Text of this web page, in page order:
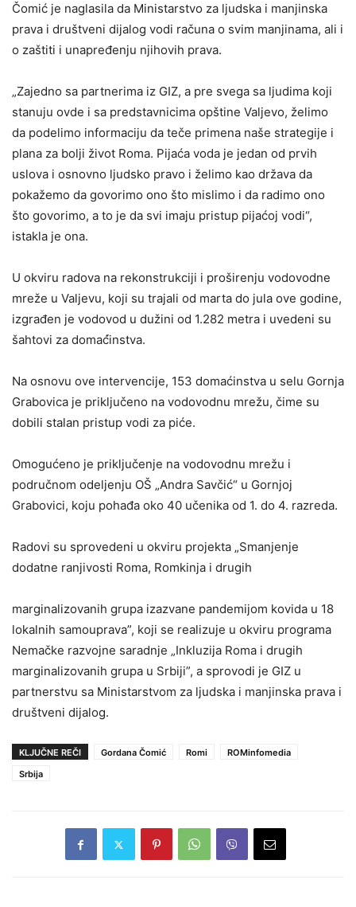
Čomić je naglasila da Ministarstvo za ljudska i manjinska
prava i društveni dijalog vodi računa o svim manjinama, ali i
o zaštiti i unapređenju njihovih prava.
„Zajedno sa partnerima iz GIZ, a pre svega sa ljudima koji
stanuju ovde i sa predstavnicima opštine Valjevo, želimo
da podelimo informaciju da teče primena naše strategije i
plana za bolji život Roma. Pijaća voda je jedan od prvih
uslova i osnovno ljudsko pravo i želimo kao država da
pokažemo da govorimo ono što mislimo i da radimo ono
što govorimo, a to je da svi imaju pristup pijaćoj vodi“,
istakla je ona.
U okviru radova na rekonstrukciji i proširenju vodovodne
mreže u Valjevu, koji su trajali od marta do jula ove godine,
izgrađen je vodovod u dužini od 1.282 metra i uvedeni su
šahtovi za domać́instva.
Na osnovu ove intervencije, 153 domaćinstva u selu Gornja
Grabovica je priključeno na vodovodnu mrežu, čime su
dobili stalan pristup vodi za piće.
Omogućeno je priključenje na vodovodnu mrežu i
područnom odeljenju OŠ „Andra Savčić“ u Gornjoj
Grabovici, koju pohađa oko 40 učenika od 1. do 4. razreda.
Radovi su sprovedeni u okviru projekta „Smanjenje
dodatne ranjivosti Roma, Romkinja i drugih
marginalizovanih grupa izazvane pandemijom kovida u 18
lokalnih samouprava”, koji se realizuje u okviru programa
Nemačke razvojne saradnje „Inkluzija Roma i drugih
marginalizovanih grupa u Srbiji”, a sprovodi je GIZ u
partnerstvu sa Ministarstvom za ljudska i manjinska prava i
društveni dijalog.
KLJUČNE REČI Gordana Čomić Romi
ROMinfomedia
Srbija